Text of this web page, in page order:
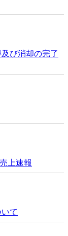
び消却の完了
上速報
て